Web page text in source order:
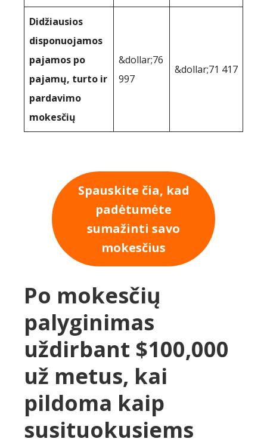
Didžiausios
disponuojamos
pajamos po
pajamų, turto ir
pardavimo
mokesčių
&dollar;76
997
&dollar;71 417
Spauskite čia, kad
padėtumėte
sumažinti savo
mokesčius
Po mokesčių
palyginimas
uždirbant $100,000
už metus, kai
pildoma kaip
susituokusiems